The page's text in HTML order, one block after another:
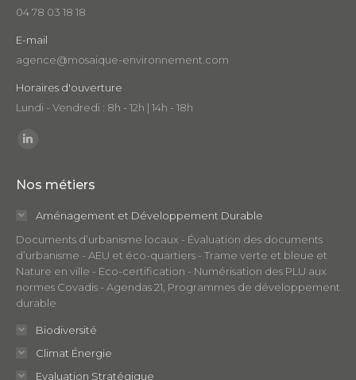
04 78 03 18 18
E-mail
agence@mosaique-environnement.com
Horaires d'ouverture
Lundi - Vendredi : 8h - 12h | 14h - 18h
Trouvez nous sur :
opens
window
Nos métiers
Aménagement et Développement Durable
Documents d’urbanisme locaux - Évaluation des documents
d’urbanisme - AEU et éco-quartiers - Trame verte et bleue et
Nature en ville - Eco-certification - Numérisation des PLU aux
normes Covadis - Agendas 21, Programmes de développement
durable
Biodiversité
Climat Énergie
Evaluation Stratégique